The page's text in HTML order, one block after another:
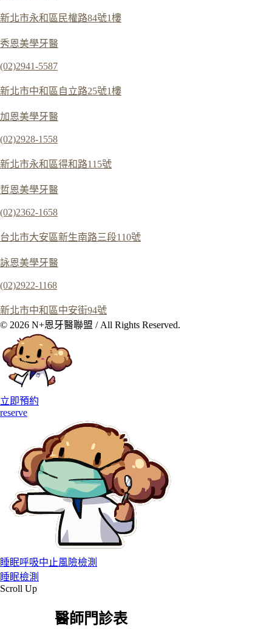
新北市永和區民權路84號1樓
秀恩美學牙醫
(02)2941-5587
新北市中和區自立路25號1樓
加恩美學牙醫
(02)2928-1558
新北市永和區得和路115號
哲恩美學牙醫
(02)2362-1658
台北市大安區新生南路三段110號
詠恩美學牙醫
(02)2922-1168
新北市中和區中安街94號
© 2026 N+恩牙醫聯盟 / All Rights Reserved.
立即預約
reserve
睡眠呼吸中止風險檢測
睡眠檢測
Scroll Up
醫師門診表